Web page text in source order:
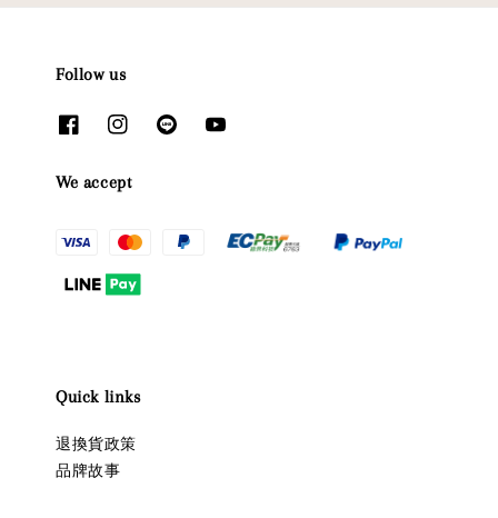
Follow us
We accept
Quick links
退換貨政策
品牌故事